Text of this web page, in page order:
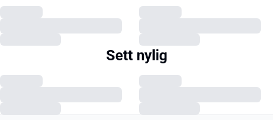
Sett nylig